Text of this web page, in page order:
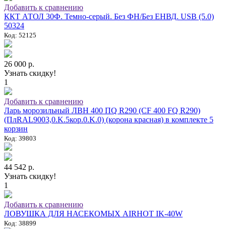
Добавить к сравнению
ККТ АТОЛ 30Ф. Темно-серый. Без ФН/Без ЕНВД. USB (5.0)
50324
Код: 52125
26 000 р.
Узнать скидку!
1
Добавить к сравнению
Ларь морозильный ЛВН 400 ПQ R290 (СF 400 FQ R290)
(ПлRAL9003,0.K.5кор.0.K.0) (корона красная) в комплекте 5
корзин
Код: 39803
44 542 р.
Узнать скидку!
1
Добавить к сравнению
ЛОВУШКА ДЛЯ НАСЕКОМЫХ AIRHOT IK-40W
Код: 38899